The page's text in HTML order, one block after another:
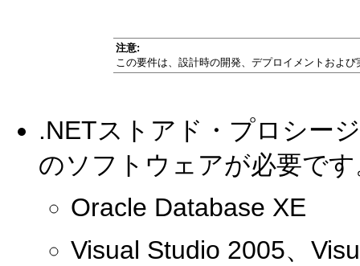
注意:
この要件は、設計時の開発、デプロイメントおよ
.NETストアド・プロシー
のソフトウェアが必要で
Oracle Database XE
Visual Studio 2005、